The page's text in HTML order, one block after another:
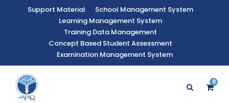
Support Material
School Management System
Learning Management System
Training Data Management
Concept Based Student Assessment
Examination Management System
0